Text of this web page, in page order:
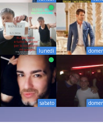
lunedì
sabato